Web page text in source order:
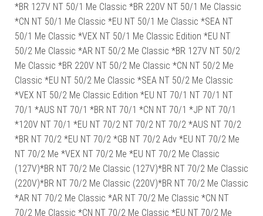
*BR 127V NT 50/1 Me Classic *BR 220V NT 50/1 Me Classic
*CN NT 50/1 Me Classic *EU NT 50/1 Me Classic *SEA NT
50/1 Me Classic *VEX NT 50/1 Me Classic Edition *EU NT
50/2 Me Classic *AR NT 50/2 Me Classic *BR 127V NT 50/2
Me Classic *BR 220V NT 50/2 Me Classic *CN NT 50/2 Me
Classic *EU NT 50/2 Me Classic *SEA NT 50/2 Me Classic
*VEX NT 50/2 Me Classic Edition *EU NT 70/1 NT 70/1 NT
70/1 *AUS NT 70/1 *BR NT 70/1 *CN NT 70/1 *JP NT 70/1
*120V NT 70/1 *EU NT 70/2 NT 70/2 NT 70/2 *AUS NT 70/2
*BR NT 70/2 *EU NT 70/2 *GB NT 70/2 Adv *EU NT 70/2 Me
NT 70/2 Me *VEX NT 70/2 Me *EU NT 70/2 Me Classic
(127V)*BR NT 70/2 Me Classic (127V)*BR NT 70/2 Me Classic
(220V)*BR NT 70/2 Me Classic (220V)*BR NT 70/2 Me Classic
*AR NT 70/2 Me Classic *AR NT 70/2 Me Classic *CN NT
70/2 Me Classic *CN NT 70/2 Me Classic *EU NT 70/2 Me